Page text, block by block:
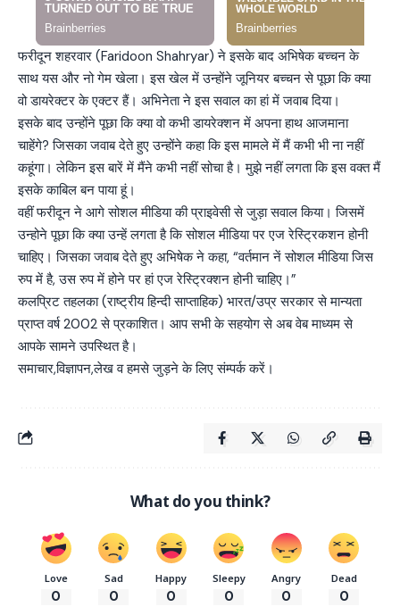
फरीदून शहरवार (Faridoon Shahryar) ने इसके बाद अभिषेक बच्चन के
साथ यस और नो गेम खेला। इस खेल में उन्होंने जूनियर बच्चन से पूछा कि क्या
वो डायरेक्टर के एक्टर हैं। अभिनेता ने इस सवाल का हां में जवाब दिया।
इसके बाद उन्होंने पूछा कि क्या वो कभी डायरेक्शन में अपना हाथ आजमाना
चाहेंगे? जिसका जवाब देते हुए उन्होंने कहा कि इस मामले में मैं कभी भी ना नहीं
कहूंगा। लेकिन इस बारें में मैंने कभी नहीं सोचा है। मुझे नहीं लगता कि इस वक्त मैं
इसके काबिल बन पाया हूं।
वहीं फरीदून ने आगे सोशल मीडिया की प्राइवेसी से जुड़ा सवाल किया। जिसमें
उन्होने पूछा कि क्या उन्हें लगता है कि सोशल मीडिया पर एज रेस्ट्रिकशन होनी
चाहिए। जिसका जवाब देते हुए अभिषेक ने कहा, “वर्तमान नें सोशल मीडिया जिस
रुप में है, उस रुप में होने पर हां एज रेस्ट्रिक्शन होनी चाहिए।”
कलप्रिट तहलका (राष्ट्रीय हिन्दी साप्ताहिक) भारत/उप्र सरकार से मान्यता
प्राप्त वर्ष 2002 से प्रकाशित। आप सभी के सहयोग से अब वेब माध्यम से
आपके सामने उपस्थित है।
समाचार,विज्ञापन,लेख व हमसे जुड़ने के लिए संम्पर्क करें।
What do you think?
Love
0
Sad
0
Happy
0
Sleepy
0
Angry
0
Dead
0